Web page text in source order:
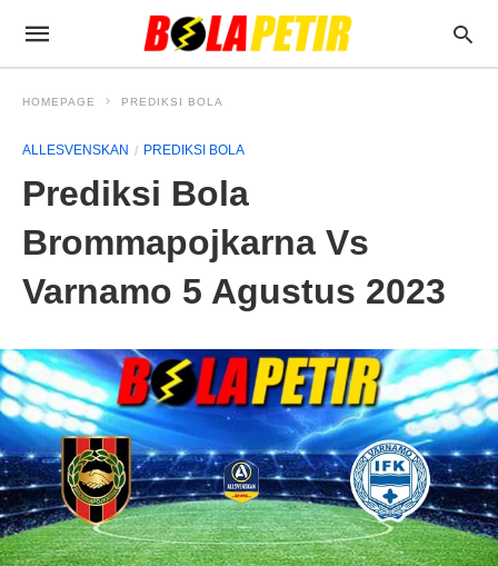
HOMEPAGE PREDIKSI BOLA
ALLESVENSKAN PREDIKSI BOLA
Prediksi Bola
Brommapojkarna Vs
Varnamo 5 Agustus 2023